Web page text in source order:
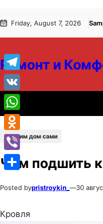
к
к
Friday, August 7, 2026
Ремонт и
Строим дом сами
Чем подшить
Posted bypristroykin_ —30
Кровля
Telegram
VK
WhatsApp
Odnoklassniki
Viber